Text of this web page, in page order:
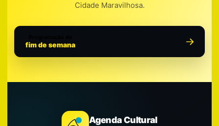
Cidade Maravilhosa.
fim de semana
Agenda Cultural